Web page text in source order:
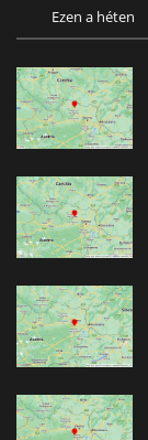
Ezen a héten